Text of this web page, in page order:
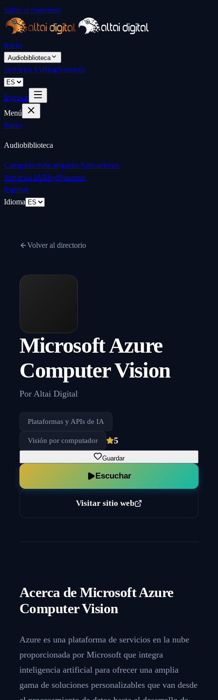
Saltar al contenido
Inicio
Audiobiblioteca
Servicios IABlogNosotros
Ingresar
Menú
Inicio
Audiobiblioteca
CategoríasSubcategoríasAplicaciones
Servicios IABlogNosotros
Ingresar
Idioma
Volver al directorio
Microsoft Azure
Computer Vision
Por Altai Digital
Plataformas y APIs de IA
Visión por computador 5
Guardar
Escuchar
Visitar sitio web
Acerca de Microsoft Azure
Computer Vision
Azure es una plataforma de servicios en la nube
proporcionada por Microsoft que integra
inteligencia artificial para ofrecer una amplia
gama de soluciones personalizables que van desde